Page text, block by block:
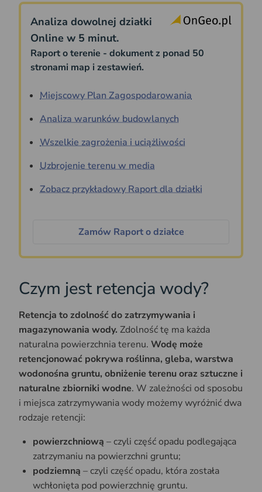
Analiza dowolnej działki
Online w 5 minut.
Raport o terenie - dokument z ponad 50
stronami map i zestawień.
Miejscowy Plan Zagospodarowania
Analiza warunków budowlanych
Wszelkie zagrożenia i uciążliwości
Uzbrojenie terenu w media
Zobacz przykładowy Raport dla działki
Zamów Raport o działce
Czym jest retencja wody?
Retencja to zdolność do zatrzymywania i
magazynowania wody. Zdolność tę ma każda
naturalna powierzchnia terenu. Wodę może
retencjonować pokrywa roślinna, gleba, warstwa
wodonośna gruntu, obniżenie terenu oraz sztuczne i
naturalne zbiorniki wodne. W zależności od sposobu
i miejsca zatrzymywania wody możemy wyróżnić dwa
rodzaje retencji:
powierzchniową – czyli część opadu podlegająca
zatrzymaniu na powierzchni gruntu;
podziemną – czyli część opadu, która została
wchłonięta pod powierzchnię gruntu.